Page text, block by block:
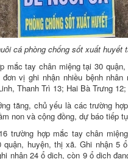
cá phòng chống sốt xuất huyết
mắc tay chân miệng tại 30
vị ghi nhận nhiều bệnh
Thanh Trì 13; Hai Bà Trưng
tăng, chủ yếu là các trường
non và cộng đồng, dự báo tiếp
trường hợp mắc tay chân
quận, huyện, thị xã. Ghi nhận
nhận 24 ổ dịch, còn 9 ổ dịch